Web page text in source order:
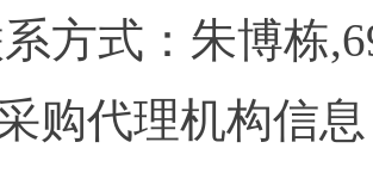
系方式：
购代理机构信息